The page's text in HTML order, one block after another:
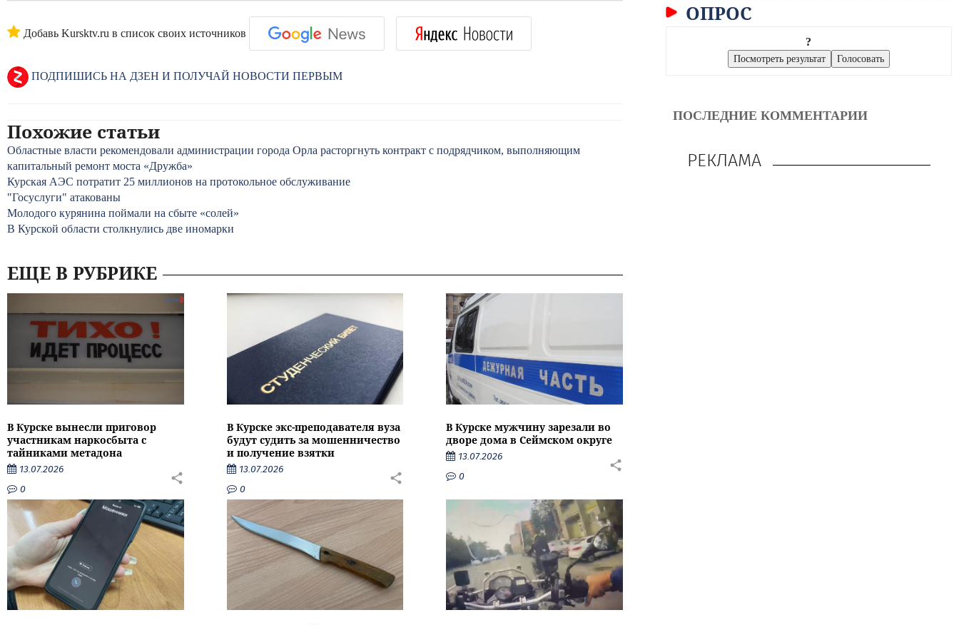
Добавь Kursktv.ru в список своих источников
ПОДПИШИСЬ НА ДЗЕН И ПОЛУЧАЙ НОВОСТИ ПЕРВЫМ
Похожие статьи
Областные власти рекомендовали администрации города Орла расторгнуть контракт с подрядчиком, выполняющим
капитальный ремонт моста «Дружба»
Курская АЭС потратит 25 миллионов на протокольное обслуживание
"Госуслуги" атакованы
Молодого курянина поймали на сбыте «солей»
В Курской области столкнулись две иномарки
ЕЩЕ В РУБРИКЕ
В Курске вынесли приговор
участникам наркосбыта с
тайниками метадона
13.07.2026
0
В Курске экс-преподавателя вуза
будут судить за мошенничество
и получение взятки
13.07.2026
0
В Курске мужчину зарезали во
дворе дома в Сеймском округе
13.07.2026
0
ОПРОС
?
ПОСЛЕДНИЕ КОММЕНТАРИИ
РЕКЛАМА